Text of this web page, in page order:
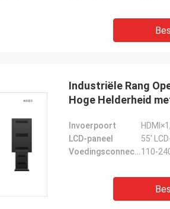
Industriële Rang
Hoge Helderheid
Invoerpoort
LCD-paneel
55'
Voedingsconnector110-